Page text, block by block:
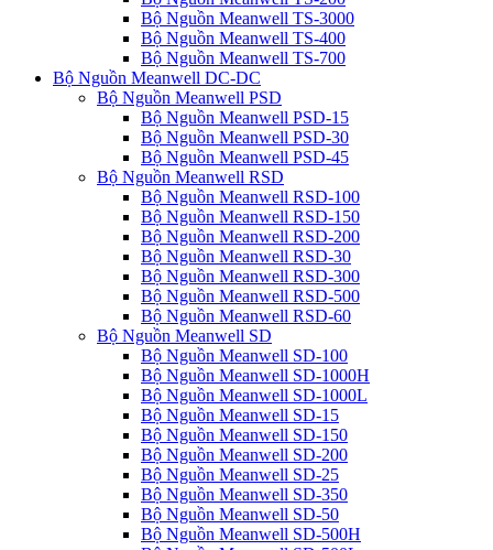
Bộ Nguồn Meanwell TS-3000
Bộ Nguồn Meanwell TS-400
Bộ Nguồn Meanwell TS-700
Bộ Nguồn Meanwell DC-DC
Bộ Nguồn Meanwell PSD
Bộ Nguồn Meanwell PSD-15
Bộ Nguồn Meanwell PSD-30
Bộ Nguồn Meanwell PSD-45
Bộ Nguồn Meanwell RSD
Bộ Nguồn Meanwell RSD-100
Bộ Nguồn Meanwell RSD-150
Bộ Nguồn Meanwell RSD-200
Bộ Nguồn Meanwell RSD-30
Bộ Nguồn Meanwell RSD-300
Bộ Nguồn Meanwell RSD-500
Bộ Nguồn Meanwell RSD-60
Bộ Nguồn Meanwell SD
Bộ Nguồn Meanwell SD-100
Bộ Nguồn Meanwell SD-1000H
Bộ Nguồn Meanwell SD-1000L
Bộ Nguồn Meanwell SD-15
Bộ Nguồn Meanwell SD-150
Bộ Nguồn Meanwell SD-200
Bộ Nguồn Meanwell SD-25
Bộ Nguồn Meanwell SD-350
Bộ Nguồn Meanwell SD-50
Bộ Nguồn Meanwell SD-500H